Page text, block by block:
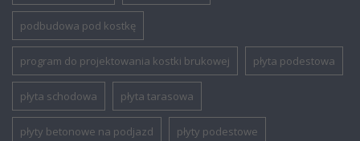
podbudowa pod kostkę
program do projektowania kostki brukowej płyta podestowa
płyta schodowa płyta tarasowa
płyty betonowe na podjazd płyty podestowe